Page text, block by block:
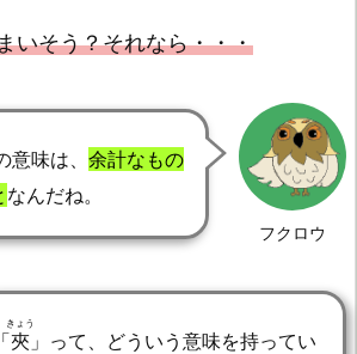
いそう？それなら・・・
フクロウ
意味は、 余計なもの
なんだね。
「夾
きょう
」って、どういう意味を持ってい